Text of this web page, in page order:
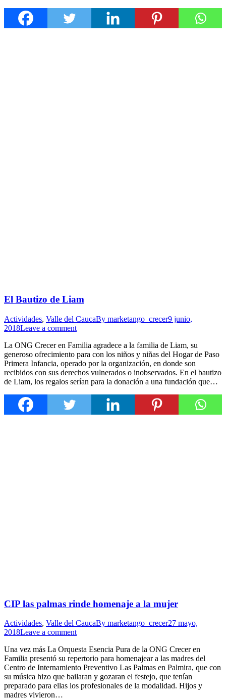
El Bautizo de Liam
Actividades, Valle del CaucaBy marketango_crecer9 junio,
2018Leave a comment
La ONG Crecer en Familia agradece a la familia de Liam, su
generoso ofrecimiento para con los niños y niñas del Hogar de Paso
Primera Infancia, operado por la organización, en donde son
recibidos con sus derechos vulnerados o inobservados. En el bautizo
de Liam, los regalos serían para la donación a una fundación que…
CIP las palmas rinde homenaje a la mujer
Actividades, Valle del CaucaBy marketango_crecer27 mayo,
2018Leave a comment
Una vez más La Orquesta Esencia Pura de la ONG Crecer en
Familia presentó su repertorio para homenajear a las madres del
Centro de Internamiento Preventivo Las Palmas en Palmira, que con
su música hizo que bailaran y gozaran el festejo, que tenían
preparado para ellas los profesionales de la modalidad. Hijos y
madres vivieron…